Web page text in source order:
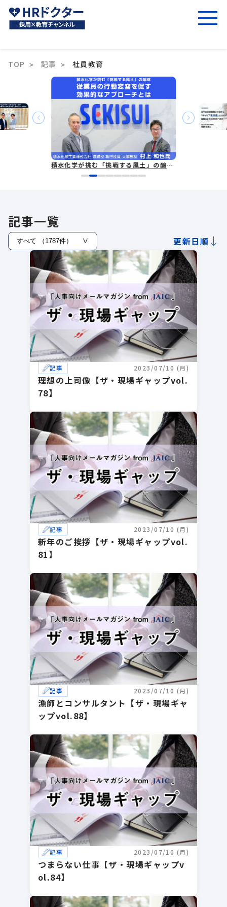
TOP 記事 社員教育
積水化学が挑む「挑戦する風土」の醸成 従業員の行動変容を促す効果的なアプローチとは
記事一覧
更新日順
記事 2023/07/10 (月)
理想の上司像【ザ・現場ギャップvol.
78】
記事 2023/07/10 (月)
新年のご挨拶【ザ・現場ギャップvol.
81】
記事 2023/07/10 (月)
漁師とコンサルタント【ザ・現場ギャ
ップvol.88】
記事 2023/07/10 (月)
つまらない仕事【ザ・現場ギャップv
ol.84】